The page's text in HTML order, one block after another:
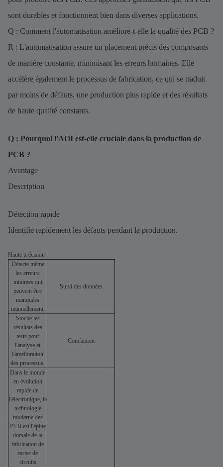
sont durables et fonctionnent bien dans diverses applications.
Q : Comment l'automatisation améliore-t-elle la qualité des PCB ?
R : L'automatisation assure un placement précis des composants
de manière constante, minimisant les erreurs humaines. Elle
accélère également le processus de fabrication, ce qui se traduit
par moins de défauts, une production plus rapide et des résultats
de haute qualité constants.
Q : Pourquoi l'AOI est-elle cruciale dans la production de
PCB ?
Avantage
Description
Détection rapide
Identifie rapidement les défauts pendant la production.
Haute précision
Détecte même
les erreurs
minimes qui
peuvent être
manquées
manuellement.
Suivi des données
Stocke les
résultats des
tests pour
l'analyse et
l'amélioration
des processus.
Conclusion
Dans le monde
en évolution
rapide de
l'électronique, la
technologie
moderne des
PCB est l'épine
dorsale de la
fabrication de
cartes de
circuits